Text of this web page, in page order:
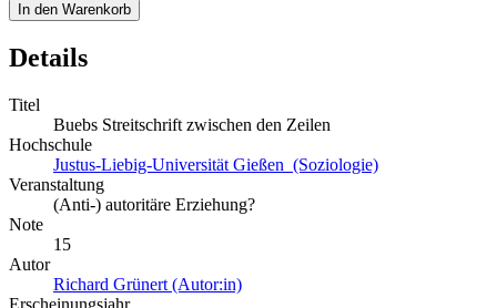
In den Warenkorb
Details
Titel
Buebs Streitschrift zwischen den Zeilen
Hochschule
Justus-Liebig-Universität Gießen (Soziologie)
Veranstaltung
(Anti-) autoritäre Erziehung?
Note
15
Autor
Richard Grünert (Autor:in)